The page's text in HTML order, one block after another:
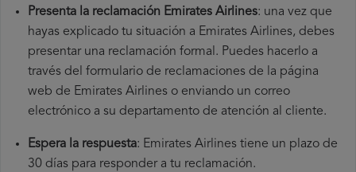
Presenta la reclamación Emirates Airlines: una vez que
hayas explicado tu situación a Emirates Airlines, debes
presentar una reclamación formal. Puedes hacerlo a
través del formulario de reclamaciones de la página
web de Emirates Airlines o enviando un correo
electrónico a su departamento de atención al cliente.
Espera la respuesta: Emirates Airlines tiene un plazo de
30 días para responder a tu reclamación.